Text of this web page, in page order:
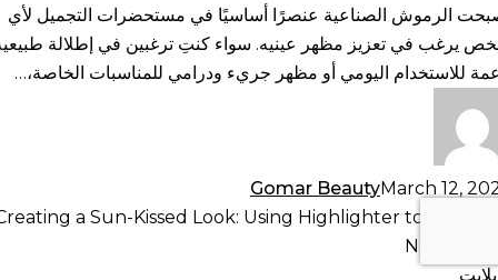
الرموش الصناعية عنصرًا أساسيًا في مستحضرات التجميل لأي
يرغب في تعزيز مظهر عينيه. سواء كنتِ ترغبين في إطلالة
للاستخدام اليومي أو مظهر جريء ودرامي للمناسبات الخاصة،…
Gomar BeautyMarch 12,